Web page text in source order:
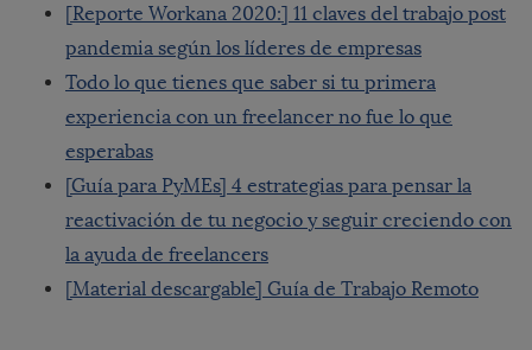
[Reporte Workana 2020:] 11 claves del trabajo post
pandemia según los líderes de empresas
Todo lo que tienes que saber si tu primera
experiencia con un freelancer no fue lo que
esperabas
[Guía para PyMEs] 4 estrategias para pensar la
reactivación de tu negocio y seguir creciendo con
la ayuda de freelancers
[Material descargable] Guía de Trabajo Remoto